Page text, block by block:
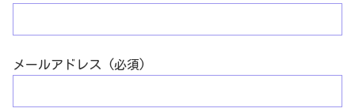
メールアドレス (必須)